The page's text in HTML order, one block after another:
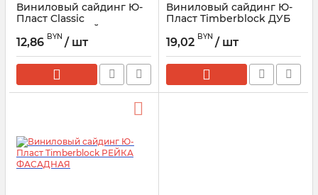
Виниловый сайдинг Ю-
Пласт Classic
КОРАБЕЛЬНЫЙ БРУС
12,86 BYN / шт
Виниловый сайдинг Ю-
Пласт Timberblock ДУБ
19,02 BYN / шт